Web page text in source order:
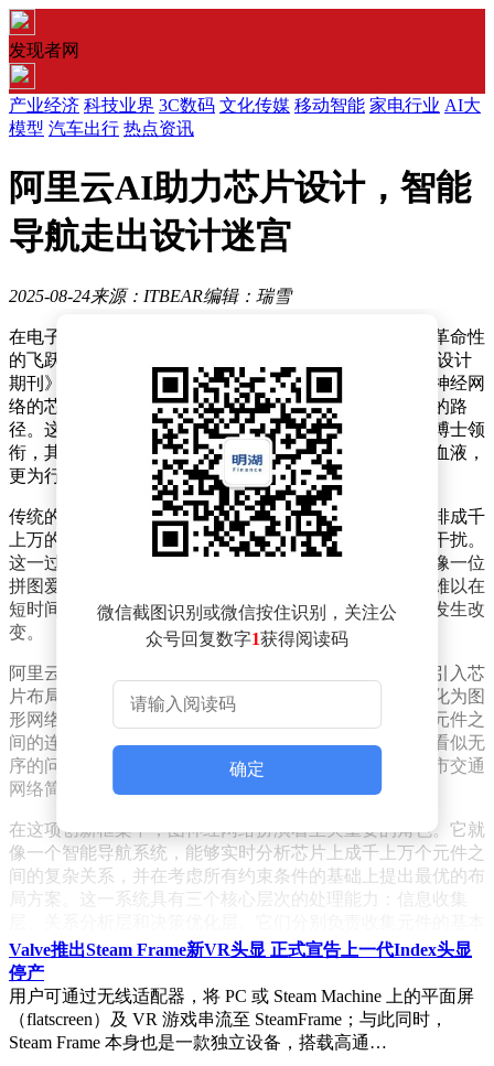
发现者网
产业经济 科技业界 3C数码 文化传媒 移动智能 家电行业 AI大
模型 汽车出行 热点资讯
阿里云AI助力芯片设计，智能
导航走出设计迷宫
2025-08-24来源：ITBEAR编辑：瑞雪
在电子科技日新月异的今天，芯片设计领域迎来了一场革命性
的飞跃。阿里云智能集团的研究团队在权威期刊《VLSI设计
期刊》上发表了一项创新研究，他们提出了一种基于图神经网
络的芯片布局优化新方法，为芯片设计开辟了一条全新的路
径。这项研究由阿里云智能集团硬件平台事业部的张伟博士领
衔，其成果不仅为传统芯片设计注入了人工智能的新鲜血液，
更为行业未来的发展提供了无限可能。
传统的芯片设计过程繁琐而复杂，设计师们需要手工安排成千
上万的电子元件，确保它们之间的连接既高效又不互相干扰。
这一过程不仅耗时耗力，而且往往难以达到最优解。就像一位
拼图爱好者面对数以万计的碎片，即使经验再丰富，也难以在
短时间内找到最完美的组合方式。而现在，这一切都将发生改
变。
阿里云智能集团的研究团队将图神经网络这一前沿技术引入芯
片布局优化的核心环节。他们将复杂的芯片布局问题转化为图
形网络问题，每个电子元件被视为网络中的一个节点，元件之
间的连接关系则成为连接节点的边。这种转化使得原本看似无
序的问题变得清晰而有条理，就像将一座错综复杂的城市交通
网络简化为一张清晰的地铁线路图。
在这项创新框架中，图神经网络扮演着至关重要的角色。它就
像一个智能导航系统，能够实时分析芯片上成千上万个元件之
间的复杂关系，并在考虑所有约束条件的基础上提出最优的布
局方案。这一系统具有三个核心层次的处理能力：信息收集
信息、分析元件间的相互影响关系以及综合所有信息寻找最佳
布局方案。
为了将这套理论框架转化为实用的工具，研究团队采用了强化
学习的训练方法。他们收集了数千个已经完成的芯片设计案例
作为训练数据，让AI系统在大量的实际案例中学习和改进。
微信截图识别或微信按住识别，关注公
众号回复数字1获得阅读码
确定
Valve推出Steam Frame新VR头显 正式宣告上一代Index头显
停产
用户可通过无线适配器，将 PC 或 Steam Machine 上的平面屏
（flatscreen）及 VR 游戏串流至 SteamFrame；与此同时，
Steam Frame 本身也是一款独立设备，搭载高通…